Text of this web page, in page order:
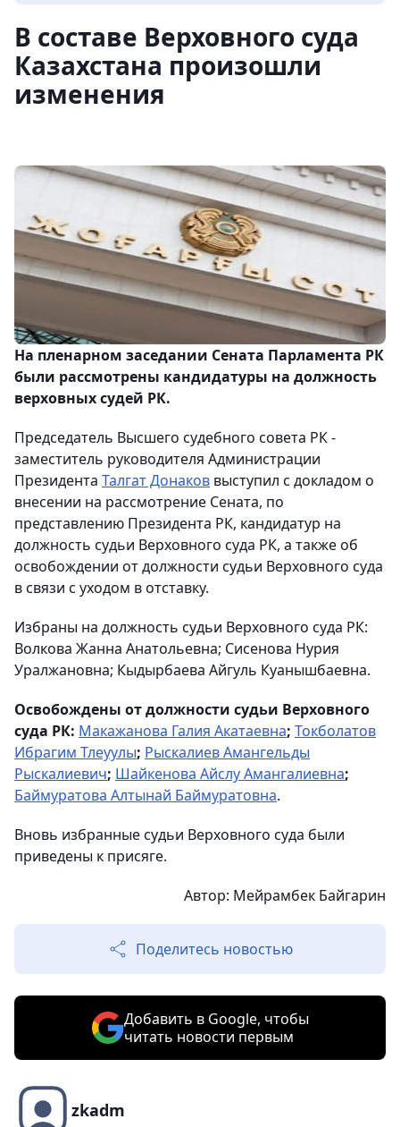
В составе Верховного суда
Казахстана произошли
изменения
На пленарном заседании Сената Парламента РК
были рассмотрены кандидатуры на должность
верховных судей РК.
Председатель Высшего судебного совета РК -
заместитель руководителя Администрации
Президента Талгат Донаков выступил с докладом о
внесении на рассмотрение Сената, по
представлению Президента РК, кандидатур на
должность судьи Верховного суда РК, а также об
освобождении от должности судьи Верховного суда
в связи с уходом в отставку.
Избраны на должность судьи Верховного суда РК:
Волкова Жанна Анатольевна; Сисенова Нурия
Уралжановна; Кыдырбаева Айгуль Куанышбаевна.
Освобождены от должности судьи Верховного
суда РК: Макажанова Галия Акатаевна; Токболатов
Ибрагим Тлеуулы; Рыскалиев Амангельды
Рыскалиевич; Шайкенова Айслу Амангалиевна;
Баймуратова Алтынай Баймуратовна.
Вновь избранные судьи Верховного суда были
приведены к присяге.
Автор: Мейрамбек Байгарин
Поделитесь новостью
Добавить в Google, чтобы
читать новости первым
zkadm